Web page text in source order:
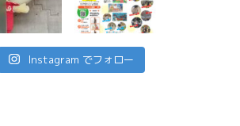
Instagram でフォロー